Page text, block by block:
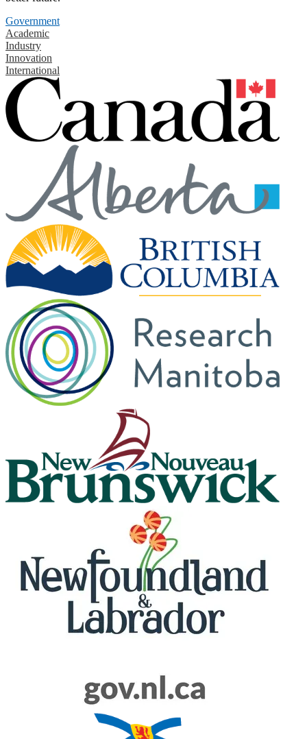
Government
Academic
Industry
Innovation
International